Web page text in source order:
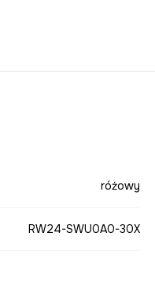
różowy
RW24-SWU0A0-30X